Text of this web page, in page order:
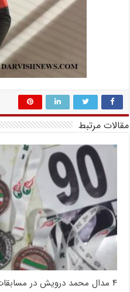
مقالات مرتبط
۴ مدال محمد درویش در